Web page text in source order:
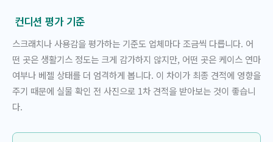
컨디션 평가 기준
스크래치나 사용감을 평가하는 기준도 업체마다 조금씩 다릅니다. 어
떤 곳은 생활기스 정도는 크게 감가하지 않지만, 어떤 곳은 케이스 연마
여부나 베젤 상태를 더 엄격하게 봅니다. 이 차이가 최종 견적에 영향을
주기 때문에 실물 확인 전 사진으로 1차 견적을 받아보는 것이 좋습니
다.